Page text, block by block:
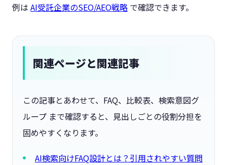
例は AI受託企業のSEO/AEO戦略 で確認できます。
関連ページと関連記事
この記事とあわせて、FAQ、比較表、検索意図グ
ループ まで確認すると、見出しごとの役割分担を
固めやすくなります。
AI検索向けFAQ設計とは？引用されやすい質問